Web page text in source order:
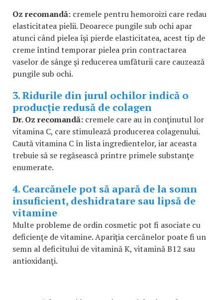
Oz recomandă: cremele pentru hemoroizi care redau
elasticitatea pielii. Deoarece pungile sub ochi apar
atunci când pielea îşi pierde elasticitatea, acest tip de
creme întind temporar pielea prin contractarea
vaselor de sânge şi reducerea umfăturii care cauzează
pungile sub ochi.
3. Ridurile din jurul ochilor indică o
producţie redusă de colagen
Dr. Oz recomandă: cremele care au în conţinutul lor
vitamina C, care stimulează producerea colagenului.
Caută vitamina C în lista ingredientelor, iar aceasta
trebuie să se regăsească printre primele substanţe
enumerate.
4. Cearcănele pot să apară de la somn
insuficient, deshidratare sau lipsă de
vitamine
Multe probleme de ordin cosmetic pot fi asociate cu
deficienţe de vitamine. Apariţia cercănelor poate fi un
semn al deficitului de vitamină K, vitamină B12 sau
antioxidanţi.